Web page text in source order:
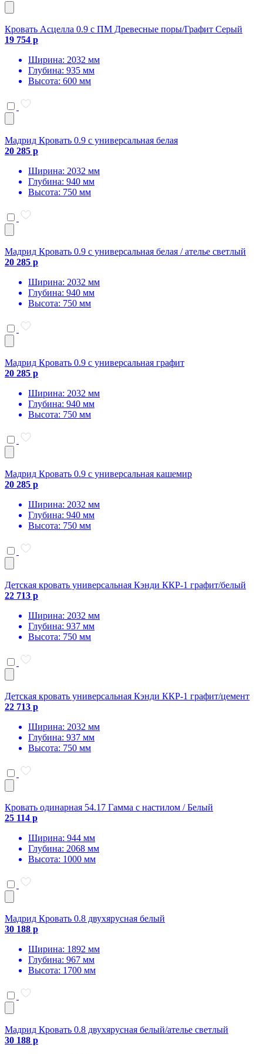
Кровать Асцелла 0.9 с ПМ Древесные поры/Графит Серый
19 754 р
Ширина: 2032 мм
Глубина: 935 мм
Высота: 600 мм
Мадрид Кровать 0.9 с универсальная белая
20 285 р
Ширина: 2032 мм
Глубина: 940 мм
Высота: 750 мм
Мадрид Кровать 0.9 с универсальная белая / ателье светлый
20 285 р
Ширина: 2032 мм
Глубина: 940 мм
Высота: 750 мм
Мадрид Кровать 0.9 с универсальная графит
20 285 р
Ширина: 2032 мм
Глубина: 940 мм
Высота: 750 мм
Мадрид Кровать 0.9 с универсальная кашемир
20 285 р
Ширина: 2032 мм
Глубина: 940 мм
Высота: 750 мм
Детская кровать универсальная Кэнди ККР-1 графит/белый
22 713 р
Ширина: 2032 мм
Глубина: 937 мм
Высота: 750 мм
Детская кровать универсальная Кэнди ККР-1 графит/цемент
22 713 р
Ширина: 2032 мм
Глубина: 937 мм
Высота: 750 мм
Кровать одинарная 54.17 Гамма с настилом / Белый
25 114 р
Ширина: 944 мм
Глубина: 2068 мм
Высота: 1000 мм
Мадрид Кровать 0.8 двухярусная белый
30 188 р
Ширина: 1892 мм
Глубина: 967 мм
Высота: 1700 мм
Мадрид Кровать 0.8 двухярусная белый/ателье светлый
30 188 р